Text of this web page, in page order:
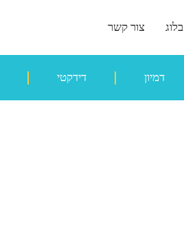
בלוג צור קשר
דמיון דידקטי